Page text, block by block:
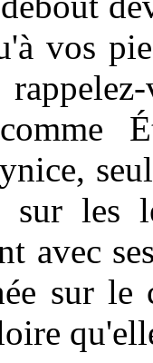
vos
sur les
avec
sur le